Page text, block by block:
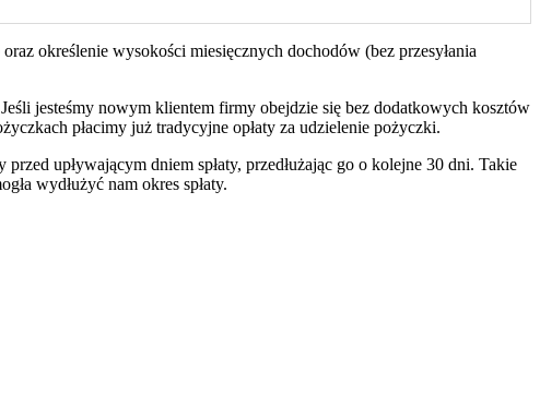
określenie wysokości miesięcznych dochodów (bez przesyłania
jesteśmy nowym klientem firmy obejdzie się bez dodatkowych kosztów
płacimy już tradycyjne opłaty za udzielenie pożyczki.
upływającym dniem spłaty, przedłużając go o kolejne 30 dni. Takie
wydłużyć nam okres spłaty.